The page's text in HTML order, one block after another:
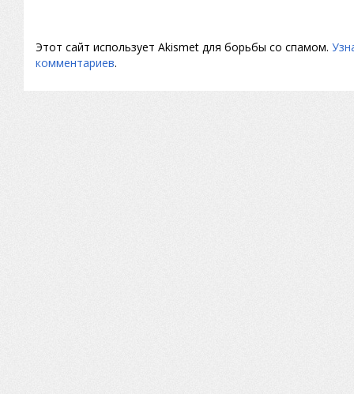
Этот сайт использует Akismet для борьбы со спамом.
комментариев.